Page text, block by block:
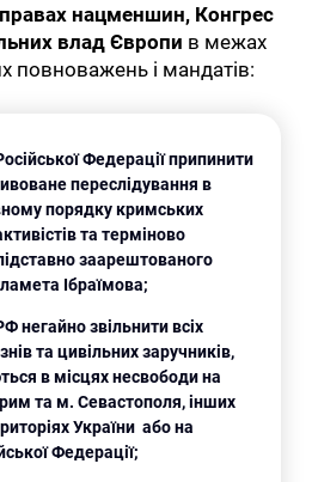
нацменшин, Конгрес
влад Європи в межах
повноважень і мандатів:
Федерації припинити
переслідування в
порядку кримських
та терміново
заарештованого
Ібраїмова;
негайно звільнити всіх
та цивільних заручників,
в місцях несвободи на
та м. Севастополя, інших
України або на
Федерації;